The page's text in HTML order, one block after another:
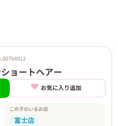
ョートヘアー
お気に入り追加
この子のいるお店
富士店